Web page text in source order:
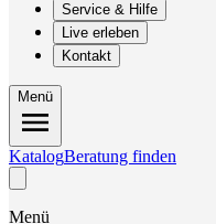
Service & Hilfe
Live erleben
Kontakt
Menü
KatalogBeratung finden
Menü